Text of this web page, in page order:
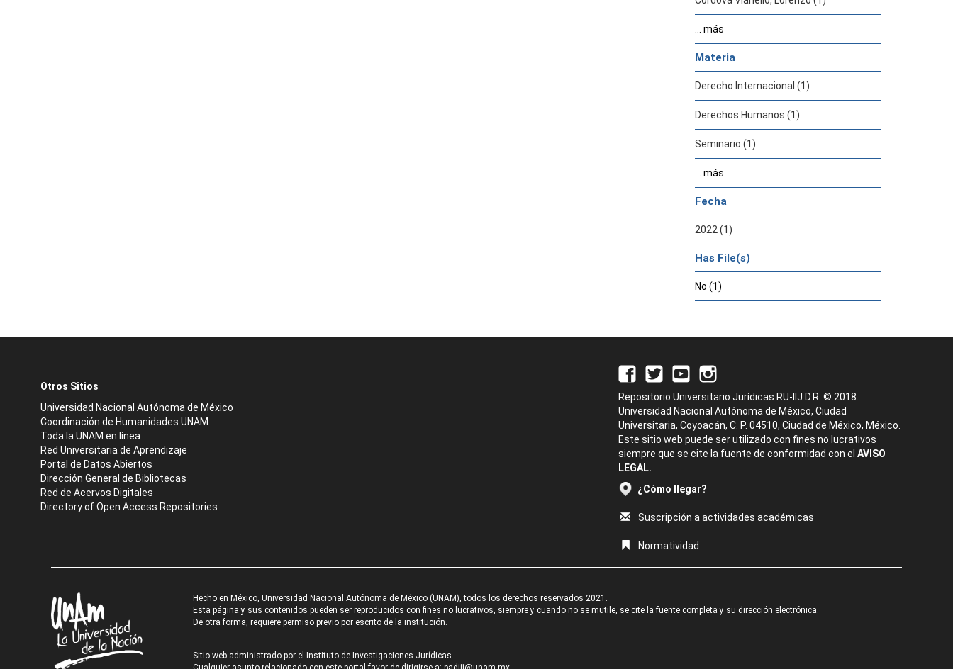
... más
Materia
Derecho Internacional (1)
Derechos Humanos (1)
Seminario (1)
... más
Fecha
2022 (1)
Has File(s)
No (1)
Otros Sitios
Universidad Nacional Autónoma de México
Coordinación de Humanidades UNAM
Toda la UNAM en línea
Red Universitaria de Aprendizaje
Portal de Datos Abiertos
Dirección General de Bibliotecas
Red de Acervos Digitales
Directory of Open Access Repositories
Repositorio Universitario Jurídicas RU-IIJ D.R. © 2018.
Universidad Nacional Autónoma de México, Ciudad
Universitaria, Coyoacán, C. P. 04510, Ciudad de México, México.
Este sitio web puede ser utilizado con fines no lucrativos
siempre que se cite la fuente de conformidad con el AVISO
LEGAL.
¿Cómo llegar?
Suscripción a actividades académicas
Normatividad
Hecho en México, Universidad Nacional Autónoma de México (UNAM), todos los derechos reservados 2021.
Esta página y sus contenidos pueden ser reproducidos con fines no lucrativos, siempre y cuando no se mutile, se cite la fuente completa y su dirección electrónica.
De otra forma, requiere permiso previo por escrito de la institución.
Sitio web administrado por el Instituto de Investigaciones Jurídicas.